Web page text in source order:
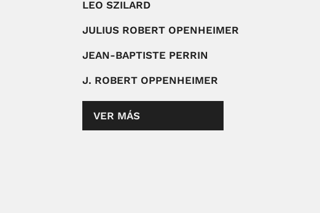
LEO SZILARD
JULIUS ROBERT OPENHEIMER
JEAN-BAPTISTE PERRIN
J. ROBERT OPPENHEIMER
VER MÁS